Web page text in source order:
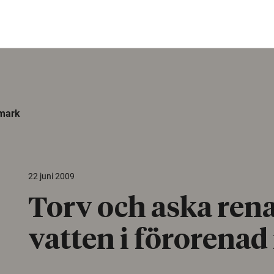
22 juni 2009
Torv och aska
vatten i